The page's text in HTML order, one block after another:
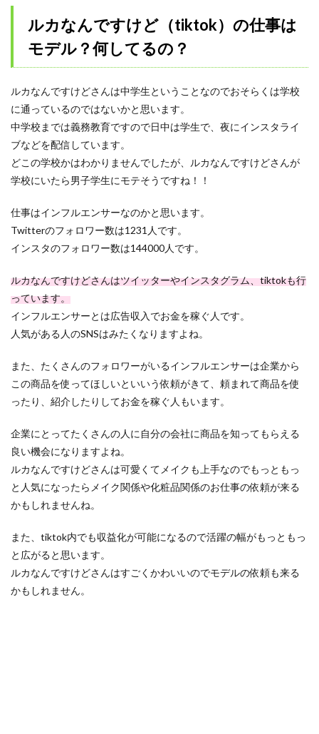
ルカなんですけど（tiktok）の仕事は
モデル？何してるの？
ルカなんですけどさんは中学生ということなのでおそらくは学校
に通っているのではないかと思います。
中学校までは義務教育ですので日中は学生で、夜にインスタライ
ブなどを配信しています。
どこの学校かはわかりませんでしたが、ルカなんですけどさんが
学校にいたら男子学生にモテそうですね！！
仕事はインフルエンサーなのかと思います。
Twitterのフォロワー数は1231人です。
インスタのフォロワー数は144000人です。
ルカなんですけどさんはツイッターやインスタグラム、tiktokも行
っています。
インフルエンサーとは広告収入でお金を稼ぐ人です。
人気がある人のSNSはみたくなりますよね。
また、たくさんのフォロワーがいるインフルエンサーは企業から
この商品を使ってほしいといいう依頼がきて、頼まれて商品を使
ったり、紹介したりしてお金を稼ぐ人もいます。
企業にとってたくさんの人に自分の会社に商品を知ってもらえる
良い機会になりますよね。
ルカなんですけどさんは可愛くてメイクも上手なのでもっともっ
と人気になったらメイク関係や化粧品関係のお仕事の依頼が来る
かもしれませんね。
また、tiktok内でも収益化が可能になるので活躍の幅がもっともっ
と広がると思います。
ルカなんですけどさんはすごくかわいいのでモデルの依頼も来る
かもしれません。